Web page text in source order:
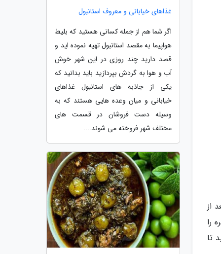
از
را
تا
غذاهای خیابانی و معروف استانبول
اگر شما هم از جمله کسانی هستید که بلیط
هواپیما به مقصد استانبول تهیه نموده اید و
قصد دارید چند روزی در این شهر خوش
آب و هوا به گردش بپردازید باید بدانید که
یکی از جاذبه های استانبول غذاهای
خیابانی و میان وعده هایی هستند که به
وسیله دست فروشان در قسمت های
مختلف شهر فروخته می شوند....